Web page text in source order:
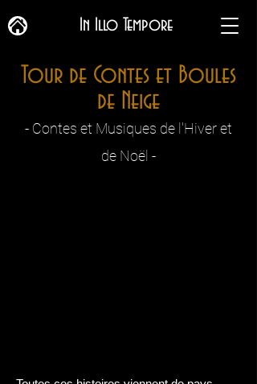
In Illo Tempore
​​​​​​Tour de Contes et Boules
de Neige
- Contes et Musiques de l'Hiver et
de Noël -